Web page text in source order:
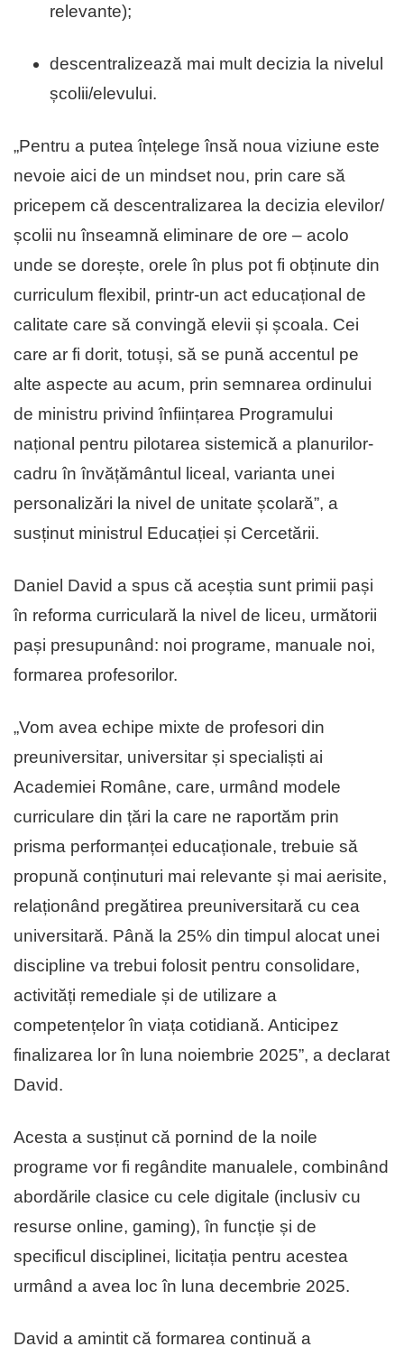
relevante);
descentralizează mai mult decizia la nivelul
școlii/elevului.
„Pentru a putea înțelege însă noua viziune este
nevoie aici de un mindset nou, prin care să
pricepem că descentralizarea la decizia elevilor/
școlii nu înseamnă eliminare de ore – acolo
unde se dorește, orele în plus pot fi obținute din
curriculum flexibil, printr-un act educațional de
calitate care să convingă elevii și școala. Cei
care ar fi dorit, totuși, să se pună accentul pe
alte aspecte au acum, prin semnarea ordinului
de ministru privind înființarea Programului
național pentru pilotarea sistemică a planurilor-
cadru în învățământul liceal, varianta unei
personalizări la nivel de unitate școlară”, a
susținut ministrul Educației și Cercetării.
Daniel David a spus că aceștia sunt primii pași
în reforma curriculară la nivel de liceu, următorii
pași presupunând: noi programe, manuale noi,
formarea profesorilor.
„Vom avea echipe mixte de profesori din
preuniversitar, universitar și specialiști ai
Academiei Române, care, urmând modele
curriculare din țări la care ne raportăm prin
prisma performanței educaționale, trebuie să
propună conținuturi mai relevante și mai aerisite,
relaționând pregătirea preuniversitară cu cea
universitară. Până la 25% din timpul alocat unei
discipline va trebui folosit pentru consolidare,
activități remediale și de utilizare a
competențelor în viața cotidiană. Anticipez
finalizarea lor în luna noiembrie 2025”, a declarat
David.
Acesta a susținut că pornind de la noile
programe vor fi regândite manualele, combinând
abordările clasice cu cele digitale (inclusiv cu
resurse online, gaming), în funcție și de
specificul disciplinei, licitația pentru acestea
urmând a avea loc în luna decembrie 2025.
David a amintit că formarea continuă a